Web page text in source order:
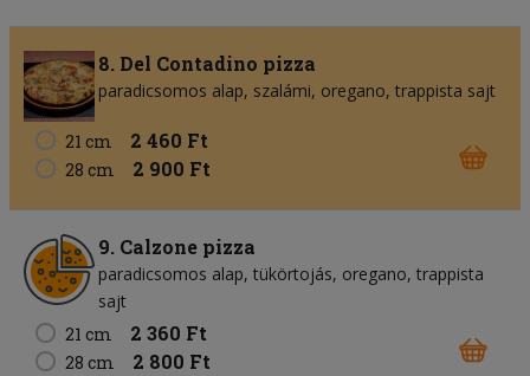
8. Del Contadino pizza
paradicsomos alap szalámi oregano trappista sajt
21 cm 2 460 Ft
28 cm 2 900 Ft
9. Calzone pizza
paradicsomos alap tükörtojás oregano trappista
sajt
21 cm
2 360 Ft
28 cm 2 800 Ft